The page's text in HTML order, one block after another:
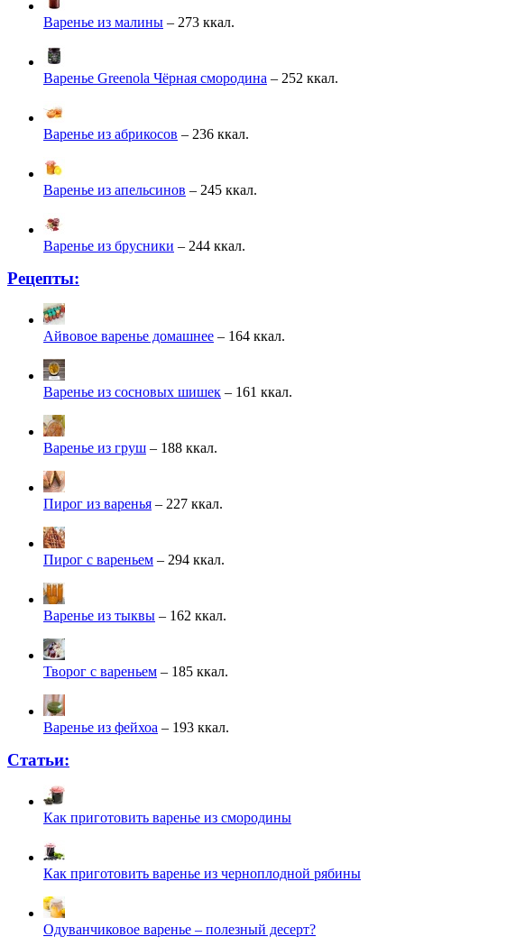
Варенье из малины – 273 ккал.
Варенье Greenola Чёрная смородина – 252 ккал.
Варенье из абрикосов – 236 ккал.
Варенье из апельсинов – 245 ккал.
Варенье из брусники – 244 ккал.
Рецепты:
Айвовое варенье домашнее – 164 ккал.
Варенье из сосновых шишек – 161 ккал.
Варенье из груш – 188 ккал.
Пирог из варенья – 227 ккал.
Пирог с вареньем – 294 ккал.
Варенье из тыквы – 162 ккал.
Творог с вареньем – 185 ккал.
Варенье из фейхоа – 193 ккал.
Статьи:
Как приготовить варенье из смородины
Как приготовить варенье из черноплодной рябины
Одуванчиковое варенье – полезный десерт?